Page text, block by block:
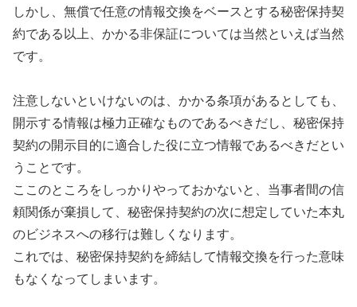
しかし、無償で任意の情報交換をベースとする秘密保持契
約である以上、かかる非保証については当然といえば当然
です。
注意しないといけないのは、かかる条項があるとしても、
開示する情報は極力正確なものであるべきだし、秘密保持
契約の開示目的に適合した役に立つ情報であるべきだとい
うことです。
ここのところをしっかりやっておかないと、当事者間の信
頼関係が棄損して、秘密保持契約の次に想定していた本丸
のビジネスへの移行は難しくなります。
これでは、秘密保持契約を締結して情報交換を行った意味
もなくなってしまいます。